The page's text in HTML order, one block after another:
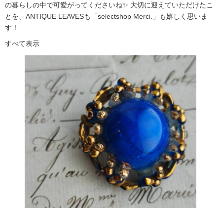
の暮らしの中で可愛がってくださいね✨ 大切に迎えていただけたこ
とを、ANTIQUE LEAVESも「selectshop Merci.」も嬉しく思いま
す！
すべて表示